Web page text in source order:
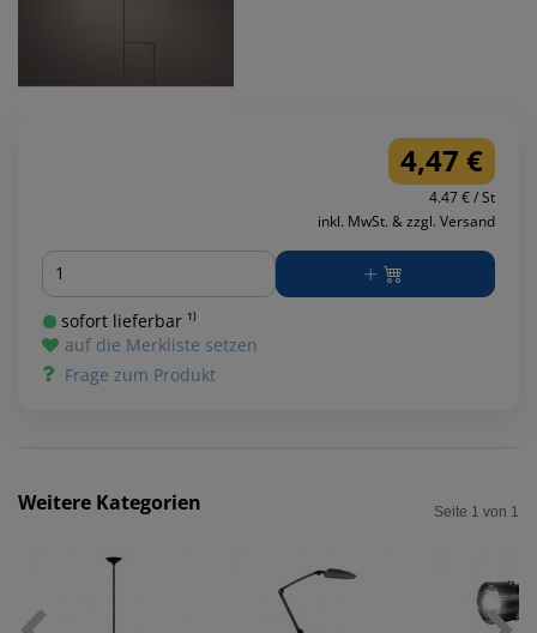
4,47 €
4.47 € / St
inkl. MwSt. & zzgl. Versand
Menge
sofort lieferbar ¹⁾
auf die Merkliste setzen
Frage zum Produkt
Weitere Kategorien Seite 1 von 1